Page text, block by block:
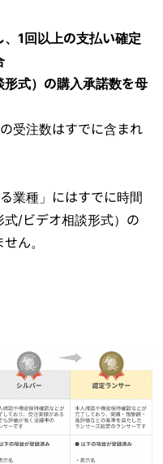
、1回以上の支払い確定
形式）の購入承諾数を母
受注数はすでに含まれ
業種」にはすでに時間
/ビデオ相談形式）の
ん。